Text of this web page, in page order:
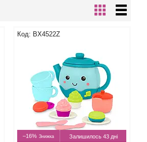
BX4522Z
–16% Залишилось 43 дні